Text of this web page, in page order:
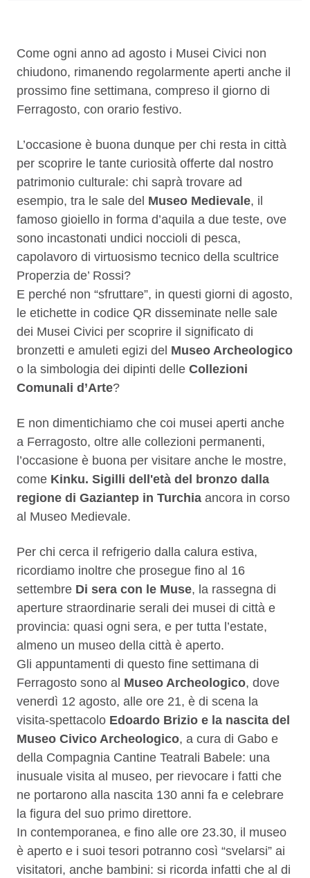
Descrizione
Come ogni anno ad agosto i Musei Civici non
chiudono, rimanendo regolarmente aperti anche il
prossimo fine settimana, compreso il giorno di
Ferragosto, con orario festivo.
L’occasione è buona dunque per chi resta in città
per scoprire le tante curiosità offerte dal nostro
patrimonio culturale: chi saprà trovare ad
esempio, tra le sale del Museo Medievale, il
famoso gioiello in forma d’aquila a due teste, ove
sono incastonati undici noccioli di pesca,
capolavoro di virtuosismo tecnico della scultrice
Properzia de’ Rossi?
E perché non “sfruttare”, in questi giorni di agosto,
le etichette in codice QR disseminate nelle sale
dei Musei Civici per scoprire il significato di
bronzetti e amuleti egizi del Museo Archeologico
o la simbologia dei dipinti delle Collezioni
Comunali d’Arte?
E non dimentichiamo che coi musei aperti anche
a Ferragosto, oltre alle collezioni permanenti,
l’occasione è buona per visitare anche le mostre,
come Kinku. Sigilli dell'età del bronzo dalla
regione di Gaziantep in Turchia ancora in corso
al Museo Medievale.
Per chi cerca il refrigerio dalla calura estiva,
ricordiamo inoltre che prosegue fino al 16
settembre Di sera con le Muse, la rassegna di
aperture straordinarie serali dei musei di città e
provincia: quasi ogni sera, e per tutta l’estate,
almeno un museo della città è aperto.
Gli appuntamenti di questo fine settimana di
Ferragosto sono al Museo Archeologico, dove
venerdì 12 agosto, alle ore 21, è di scena la
visita-spettacolo Edoardo Brizio e la nascita del
Museo Civico Archeologico, a cura di Gabo e
della Compagnia Cantine Teatrali Babele: una
inusuale visita al museo, per rievocare i fatti che
ne portarono alla nascita 130 anni fa e celebrare
la figura del suo primo direttore.
In contemporanea, e fino alle ore 23.30, il museo
è aperto e i suoi tesori potranno così “svelarsi” ai
visitatori, anche bambini: si ricorda infatti che al di